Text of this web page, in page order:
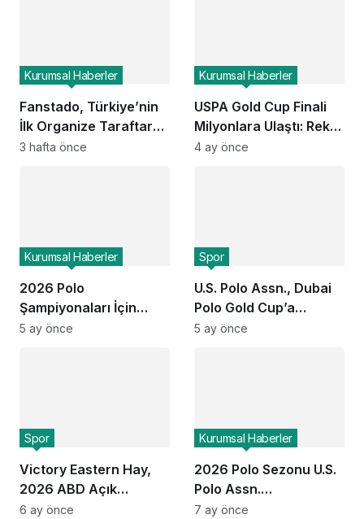
Fanstado, Türkiye’nin
İlk Organize Taraftar
Tribün Ağını Kuruyor:
Kurumsal Haberler
3 hafta önce
USPA Gold Cup Finali
Milyonlara Ulaştı: Rekor
Seyirci ESPN ve Global
Kurumsal Haberler
4 ay önce
2026 Polo
Şampiyonaları İçin
ESPN ve USPA Global
Kurumsal Haberler
5 ay önce
U.S. Polo Assn., Dubai
Polo Gold Cup’a
Üçüncü Kez Sponsor
Spor
5 ay önce
Victory Eastern Hay,
2026 ABD Açık
Kadınlar Polo
Spor
6 ay önce
2026 Polo Sezonu U.S.
Polo Assn.
Sponsorluğunda
Kurumsal Haberler
7 ay önce